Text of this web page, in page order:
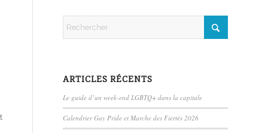
ARTICLES RÉCENTS
Le guide d’un week-end LGBTQ+ dans la capitale
Calendrier Gay Pride et Marche des Fiertés 2026